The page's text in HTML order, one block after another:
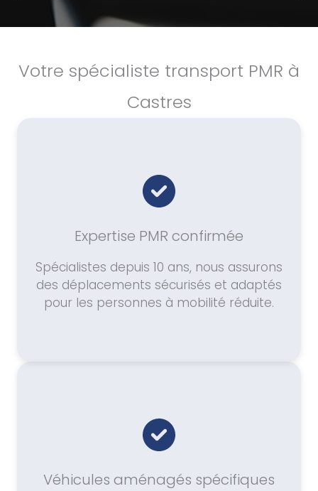
Votre spécialiste transport PMR à
Castres
Expertise PMR confirmée
Spécialistes depuis 10 ans, nous assurons
des déplacements sécurisés et adaptés
pour les personnes à mobilité réduite.
Véhicules aménagés spécifiques